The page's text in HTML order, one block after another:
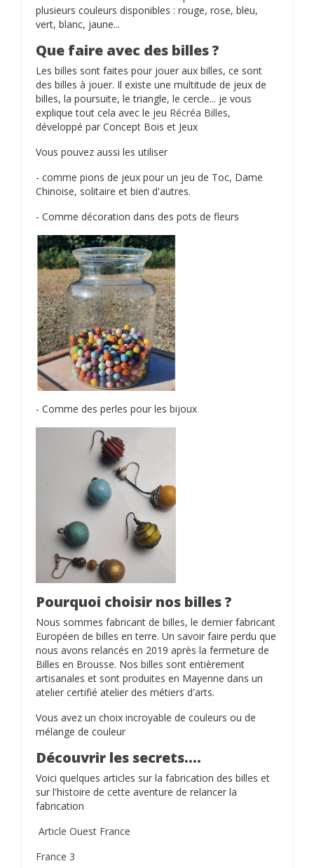
plusieurs couleurs disponibles : rouge, rose, bleu,
vert, blanc, jaune...
Que faire avec des billes ?
Les billes sont faites pour jouer aux billes, ce sont
des billes à jouer. Il existe une multitude de jeux de
billes, la poursuite, le triangle, le cercle... je vous
explique tout cela avec le jeu Récréa Billes,
développé par Concept Bois et Jeux
Vous pouvez aussi les utiliser
- comme pions de jeux pour un jeu de Toc, Dame
Chinoise, solitaire et bien d'autres.
- Comme décoration dans des pots de fleurs
- Comme des perles pour les bijoux
Pourquoi choisir nos billes ?
Nous sommes fabricant de billes, le dernier fabricant
Européen de billes en terre. Un savoir faire perdu que
nous avons relancés en 2019 après la fermeture de
Billes en Brousse. Nos billes sont entièrement
artisanales et sont produites en Mayenne dans un
atelier certifié atelier des métiers d'arts.
Vous avez un choix incroyable de couleurs ou de
mélange de couleur
Découvrir les secrets....
Voici quelques articles sur la fabrication des billes et
sur l'histoire de cette aventure de relancer la
fabrication
Article Ouest France
France 3